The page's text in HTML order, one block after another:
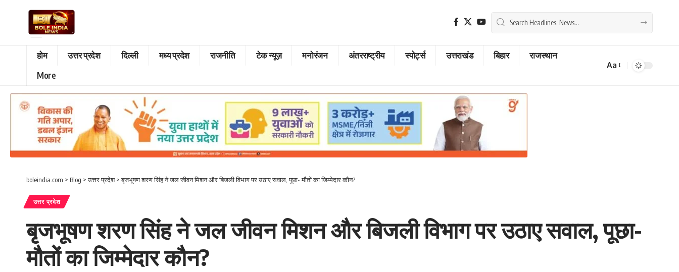
होम उत्तर प्रदेश दिल्ली मध्य प्रदेश राजनीति टेक न्यूज़ मनोरंजन अंतरराष्ट्रीय स्पोर्ट्स उत्तराखंड बिहार
राजस्थान
More
Font
Aa
boleindia.com > Blog >उत्तर प्रदेश>बृजभूषण शरण सिंह ने जल जीवन मिशन और बिजली विभाग पर उठाए सवाल, पूछा- मौतों का जिम्मेदार कौन?
उत्तर प्रदेश
बृजभूषण शरण सिंह ने जल जीवन मिशन और बिजली विभाग पर उठाए सवाल, पूछा-
मौतों का जिम्मेदार कौन?